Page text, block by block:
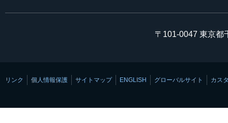
〒101-0047 東京都
リンク 個人情報保護 サイトマップ ENGLISH グローバルサイト カス